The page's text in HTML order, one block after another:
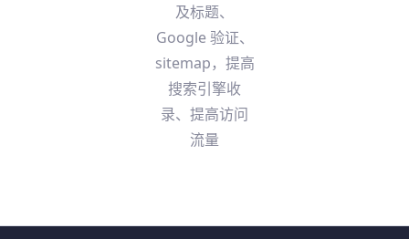
及标题、
Google 验证、
sitemap，提高
搜索引擎收
录、提高访问
流量